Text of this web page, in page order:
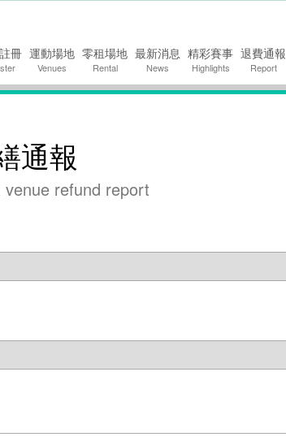
冊 運動場地
Venues
零租場地
Rental
最新消息
News
精彩賽事
Highlights
退費通報
Report
通報
refund report